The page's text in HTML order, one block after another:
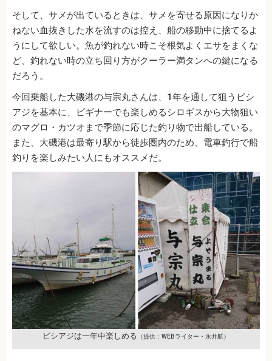
そして、サメが出ているときは、サメを寄せる原因になりか
ねない血抜きした水を流すのは控え、船の移動中に捨てるよ
うにして欲しい。魚が釣れない時こそ根気よくエサをまくな
ど、釣れない時の立ち回り方がクーラー満タンへの鍵になる
だろう。
今回乗船した大磯港の与宗丸さんは、1年を通して狙うビシ
アジを基本に、ビギナーでも楽しめるシロギスから大物狙い
のマグロ・カツオまで季節に応じた釣り物で出船している。
また、大磯港は最寄り駅から徒歩圏内のため、電車釣行で船
釣りを楽しみたい人にもオススメだ。
ビシアジは一年中楽しめる （提供：WEBライター・永井航）